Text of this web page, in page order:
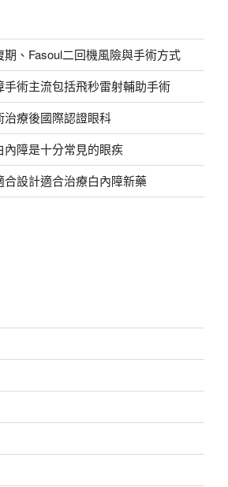
、Fasoul二回機風險與手術方式
術主流包括飛秒雷射輔助手術
療後國際認證眼科
障是十分常見的眼疾
設計適合治療白內障新藥